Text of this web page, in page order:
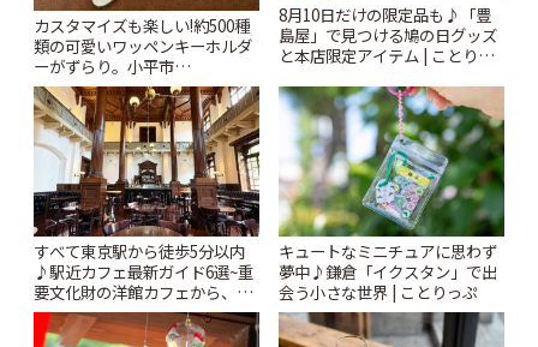
カスタマイズも楽しい!約500種
類の可愛いワッペンキーホルダ
ーがずらり。小平市
「Kimamaya T&K」 | ことりっ
ぷ
8月10日だけの限定品も♪「豊
島屋」で見つける鳩の日グッズ
と本店限定アイテム | ことりっ
すべて東京駅から徒歩5分以内
♪駅近カフェ最新ガイド6選~重
要文化財の洋館カフェから、改
札すぐのレトロ喫茶まで~ | こと
りっぷ
キュートなミニチュアに思わず
夢中♪鎌倉「イクスタン」で出
会う小さな世界 | ことりっぷ